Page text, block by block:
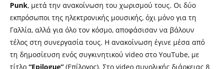
Punk, μετά την ανακοίνωση του χωρισμού τους. Οι δύο
εκπρόσωποι της ηλεκτρονικής μουσικής, όχι μόνο για τη
Γαλλία, αλλά για όλο τον κόσμο, αποφάσισαν να βάλουν
τέλος στη συνεργασία τους. Η ανακοίνωση έγινε μέσα από
τη δημοσίευση ενός συγκινητικού video στο YouTube, με
τίτλο “Epilogue” (Επίλογος). Στο video συνολικής διάρκειας 8